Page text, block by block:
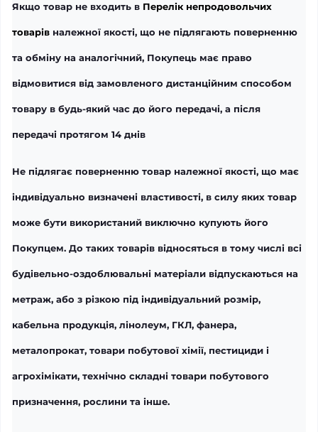
Якщо товар не входить в Перелік непродовольчих
товарів належної якості, що не підлягають поверненню
та обміну на аналогічний, Покупець має право
відмовитися від замовленого дистанційним способом
товару в будь-який час до його передачі, а після
передачі протягом 14 днів
Не підлягає поверненню товар належної якості, що має
індивідуально визначені властивості, в силу яких товар
може бути використаний виключно купують його
Покупцем. До таких товарів відносяться в тому числі всі
будівельно-оздоблювальні матеріали відпускаються на
метраж, або з різкою під індивідуальний розмір,
кабельна продукція, лінолеум, ГКЛ, фанера,
металопрокат, товари побутової хімії, пестициди і
агрохімікати, технічно складні товари побутового
призначення, рослини та інше.